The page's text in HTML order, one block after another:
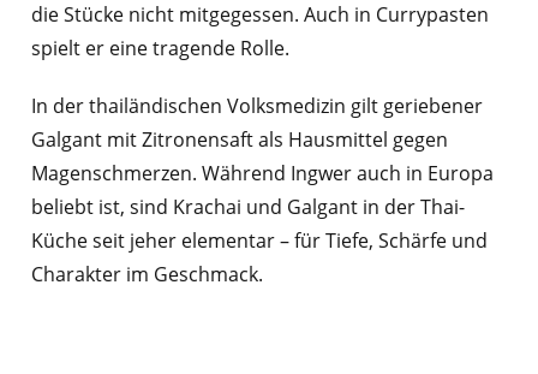
die Stücke nicht mitgegessen. Auch in Currypasten
spielt er eine tragende Rolle.
In der thailändischen Volksmedizin gilt geriebener
Galgant mit Zitronensaft als Hausmittel gegen
Magenschmerzen. Während Ingwer auch in Europa
beliebt ist, sind Krachai und Galgant in der Thai-
Küche seit jeher elementar – für Tiefe, Schärfe und
Charakter im Geschmack.